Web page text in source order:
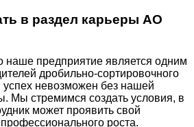
в раздел карьеры АО
наше предприятие является одним
дробильно-сортировочного
невозможен без нашей
Мы стремимся создать условия, в
может проявить свой
роста.